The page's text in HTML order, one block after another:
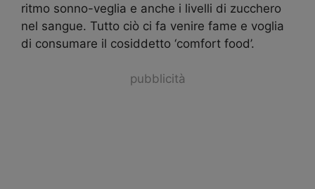
ritmo sonno-veglia e anche i livelli di zucchero
nel sangue. Tutto ciò ci fa venire fame e voglia
di consumare il cosiddetto ‘comfort food’.
pubblicità